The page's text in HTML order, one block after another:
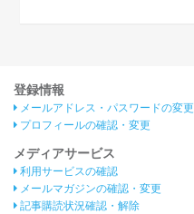
登録情報
メールアドレス・パスワードの変更
プロフィールの確認・変更
メディアサービス
利用サービスの確認
メールマガジンの確認・変更
記事購読状況確認・解除